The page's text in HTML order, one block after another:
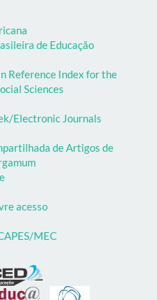
de Educação
Reference Index for the
Sciences
Electronic Journals
de Artigos de
acesso
MEC